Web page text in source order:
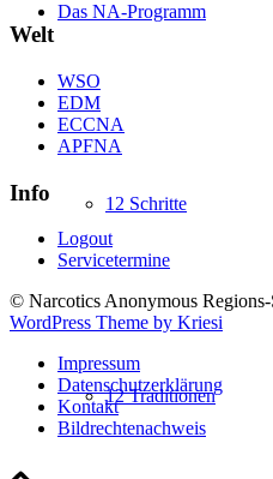
Das NA-Programm
12 Schritte
12 Traditionen
Welt
WSO
EDM
ECCNA
APFNA
Info
Logout
Servicetermine
© Narcotics Anonymous
WordPress Theme by Kriesi
Impressum
Datenschutzerklärung
Kontakt
Bildrechtenachweis